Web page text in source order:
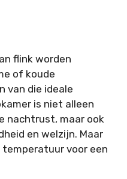
flink worden
of koude
van die ideale
is niet alleen
nachtrust, maar ook
en welzijn. Maar
voor een